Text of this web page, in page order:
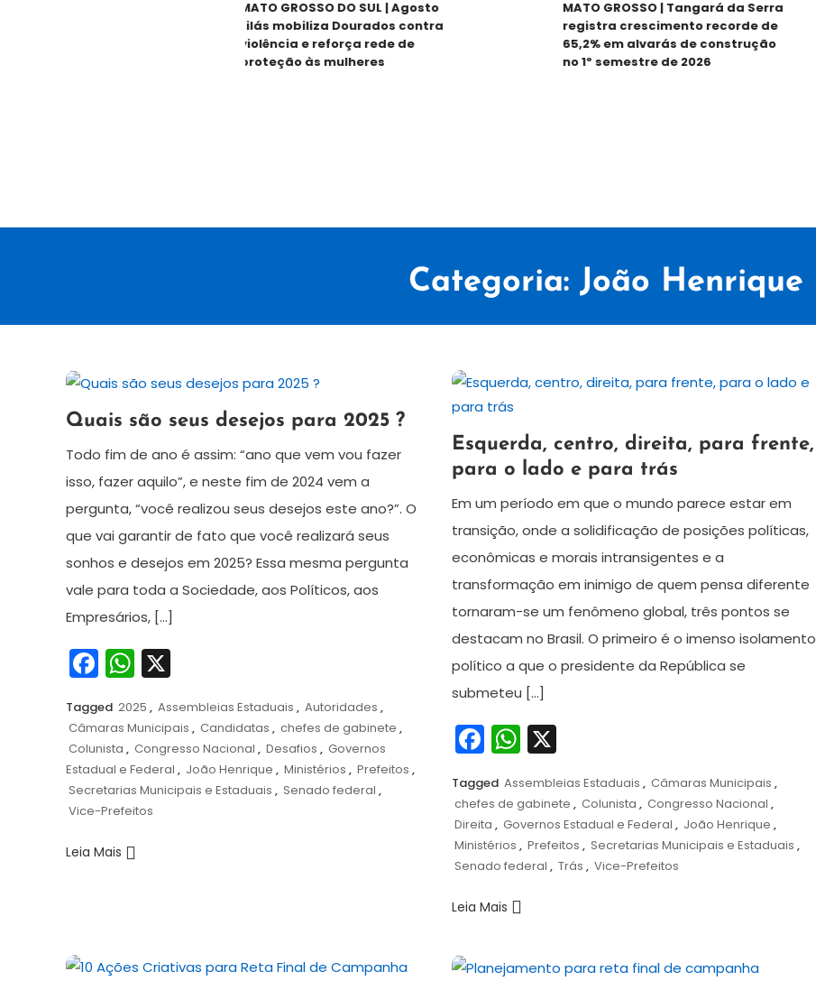
MATO GROSSO DO SUL | Agosto
Lilás mobiliza Dourados contra
violência e reforça rede de
proteção às mulheres
MATO GROSSO | Tangará da Serra
registra crescimento recorde de
65,2% em alvarás de construção
no 1º semestre de 2026
Categoria: João Henrique​
10
de
dezembro
de
Redação
Quais são seus desejos para 2025 ?
Todo fim de ano é assim: “ano que vem vou fazer
isso, fazer aquilo”, e neste fim de 2024 vem a
pergunta, “você realizou seus desejos este ano?”. O
que vai garantir de fato que você realizará seus
sonhos e desejos em 2025? Essa mesma pergunta
vale para toda a Sociedade, aos Políticos, aos
Empresários, […]
Facebook
WhatsApp
X
Tagged 2025 , Assembleias Estaduais , Autoridades ,
Câmaras Municipais , Candidatas , chefes de gabinete ,
Colunista , Congresso Nacional , Desafios , Governos
Estadual e Federal , João Henrique , Ministérios , Prefeitos ,
Secretarias Municipais e Estaduais , Senado federal ,
Vice-Prefeitos
Leia Mais
11
de
novembro
de
Redação
Esquerda, centro, direita, para frente,
para o lado e para trás
Em um período em que o mundo parece estar em
transição, onde a solidificação de posições políticas,
econômicas e morais intransigentes e a
transformação em inimigo de quem pensa diferente
tornaram-se um fenômeno global, três pontos se
destacam no Brasil. O primeiro é o imenso isolamento
político a que o presidente da República se
submeteu […]
Facebook
WhatsApp
Tagged Assembleias Estaduais , Câmaras Municipais ,
chefes de gabinete , Colunista , Congresso Nacional ,
Direita , Governos Estadual e Federal , João Henrique ,
Ministérios , Prefeitos , Secretarias Municipais e Estaduais ,
Senado federal , Trás , Vice-Prefeitos
Leia Mais